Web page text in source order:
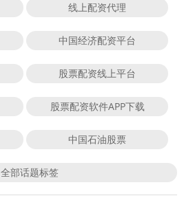
线上配资代理
中国经济配资平台
股票配资线上平台
股票配资软件APP下载
中国石油股票
全部话题标签